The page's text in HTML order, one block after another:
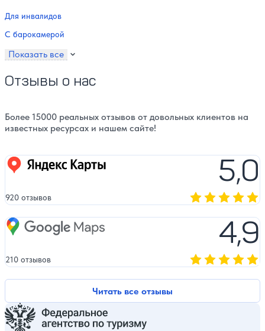
Для инвалидов
С барокамерой
Показать все
Отзывы о нас
Более 15000 реальных отзывов от довольных клиентов на
известных ресурсах и нашем сайте!
Читать все отзывы
Яндекс карты 5,0
920 отзывов
Google Maps 4,9
210 отзывов